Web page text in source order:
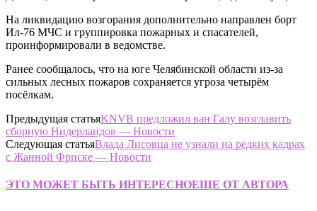
На ликвидацию возгорания дополнительно направлен борт
Ил-76 МЧС и группировка пожарных и спасателей,
проинформировали в ведомстве.
Ранее сообщалось, что на юге Челябинской области из-за
сильных лесных пожаров сохраняется угроза четырём
посёлкам.
Предыдущая статьяKNVB предложил ван Галу возглавить
сборную Нидерландов — Новости
Следующая статьяВлада Лисовца не узнали на редких кадрах
с Жанной Фриске — Новости
ЭТО МОЖЕТ БЫТЬ ИНТЕРЕСНОЕЩЕ ОТ АВТОРА